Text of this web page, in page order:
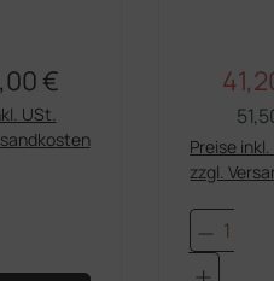
gewünschten
Preis:
€
USt.
Anzahl: Gib
Preise
zzgl.